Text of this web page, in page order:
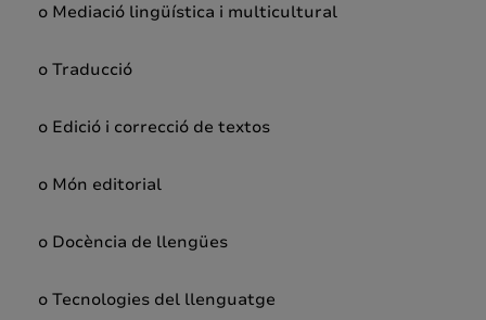
o Mediació lingüística i multicultural
o Traducció
o Edició i correcció de textos
o Món editorial
o Docència de llengües
o Tecnologies del llenguatge